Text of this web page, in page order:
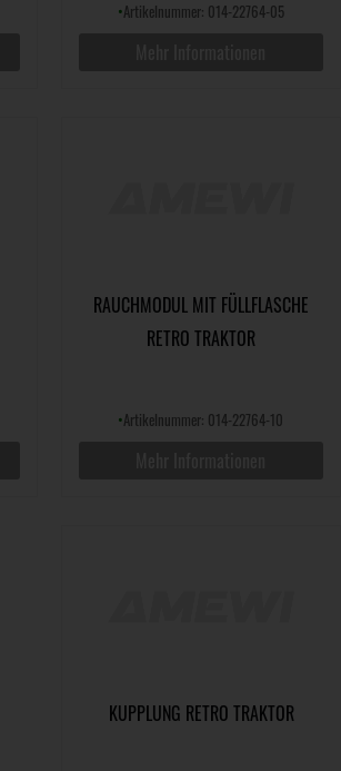
•Artikelnummer: 014-22764-05
RAUCHMODUL MIT FÜLLFLASCHE
RETRO TRAKTOR
•Artikelnummer: 014-22764-10
KUPPLUNG RETRO TRAKTOR